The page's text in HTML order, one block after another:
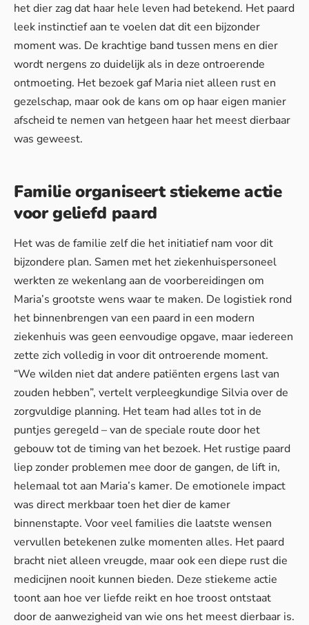
het dier zag dat haar hele leven had betekend. Het paard
leek instinctief aan te voelen dat dit een bijzonder
moment was. De krachtige band tussen mens en dier
wordt nergens zo duidelijk als in deze ontroerende
ontmoeting. Het bezoek gaf Maria niet alleen rust en
gezelschap, maar ook de kans om op haar eigen manier
afscheid te nemen van hetgeen haar het meest dierbaar
was geweest.
Familie organiseert stiekeme actie
voor geliefd paard
Het was de familie zelf die het initiatief nam voor dit
bijzondere plan. Samen met het ziekenhuispersoneel
werkten ze wekenlang aan de voorbereidingen om
Maria’s grootste wens waar te maken. De logistiek rond
het binnenbrengen van een paard in een modern
ziekenhuis was geen eenvoudige opgave, maar iedereen
zette zich volledig in voor dit ontroerende moment.
“We wilden niet dat andere patiënten ergens last van
zouden hebben”, vertelt verpleegkundige Silvia over de
zorgvuldige planning. Het team had alles tot in de
puntjes geregeld – van de speciale route door het
gebouw tot de timing van het bezoek. Het rustige paard
liep zonder problemen mee door de gangen, de lift in,
helemaal tot aan Maria’s kamer. De emotionele impact
was direct merkbaar toen het dier de kamer
binnenstapte. Voor veel families die laatste wensen
vervullen betekenen zulke momenten alles. Het paard
bracht niet alleen vreugde, maar ook een diepe rust die
medicijnen nooit kunnen bieden. Deze stiekeme actie
toont aan hoe ver liefde reikt en hoe troost ontstaat
door de aanwezigheid van wie ons het meest dierbaar is.